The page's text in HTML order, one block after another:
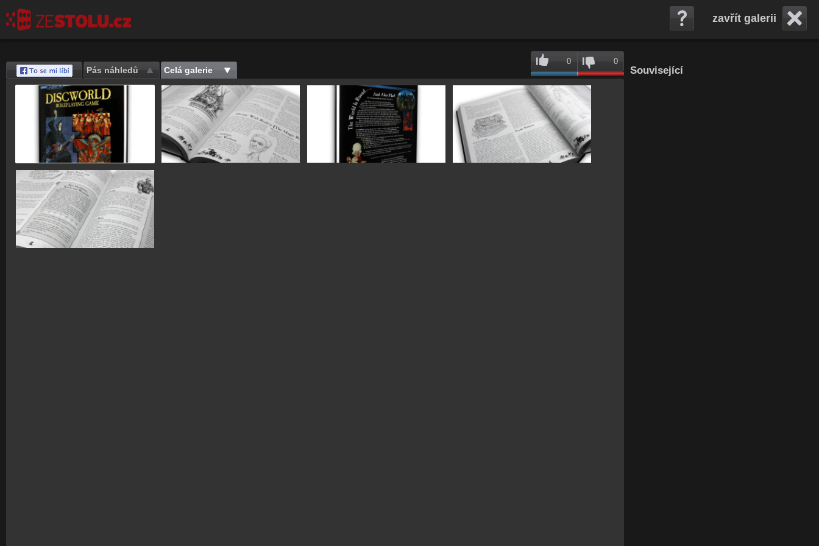
zavřít galerii
0 0
Pás náhledů Celá galerie
Save
Související